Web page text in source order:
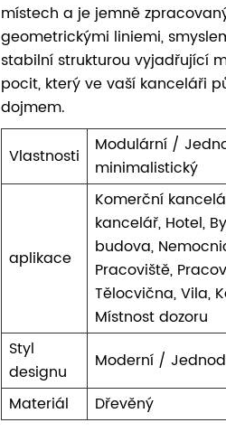
místech a je jemně
geometrickými liniemi,
stabilní strukturou vyjadřující
pocit, který ve vaší kanceláři
dojmem.
Vlastnosti
Modulární /
minimalistický
aplikace
Komerční
kancelář, Hotel,
budova,
Pracoviště,
Tělocvična, Vila,
Místnost dozoru
Styl
designu
Moderní /
Materiál
Dřevěný